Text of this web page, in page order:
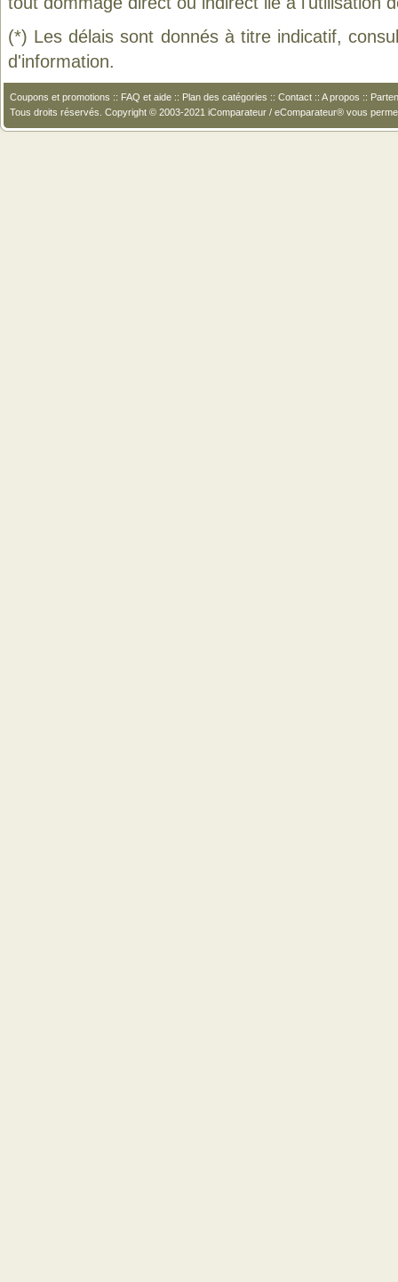
(*) Les délais sont donnés à titre indicatif,
d'information.
Coupons et promotions :: FAQ et aide :: Plan des catégories :: Contact :: A propos ::
Tous droits réservés. Copyright © 2003-2021 iComparateur / eComparateur® vous